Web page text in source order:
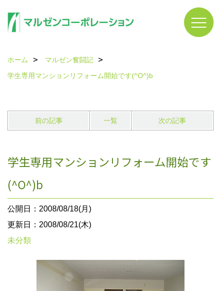
ホーム
マルゼン奮闘記
学生専用マンションリフォーム開始です(^O^)b
前の記事 一覧 次の記事
学生専用マンションリフォーム開始です
(^O^)b
公開日：2008/08/18(月)
更新日：2008/08/21(木)
未分類